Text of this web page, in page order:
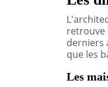
retrouve
derniers
que les
Les